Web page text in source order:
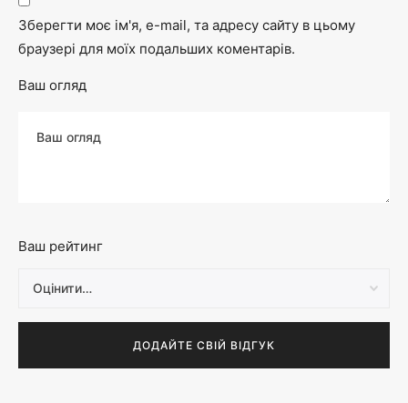
Зберегти моє ім'я, e-mail, та адресу сайту в цьому
браузері для моїх подальших коментарів.
Ваш огляд
Ваш рейтинг